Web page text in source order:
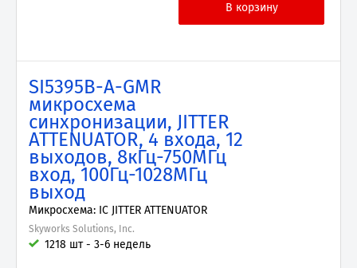
SI5395B-A-GMR
микросхема
синхронизации, JITTER
ATTENUATOR, 4 входа, 12
выходов, 8кГц-750МГц
вход, 100Гц-1028МГц
выход
Микросхема: IC JITTER ATTENUATOR
Skyworks Solutions, Inc.
1218 шт - 3-6 недель